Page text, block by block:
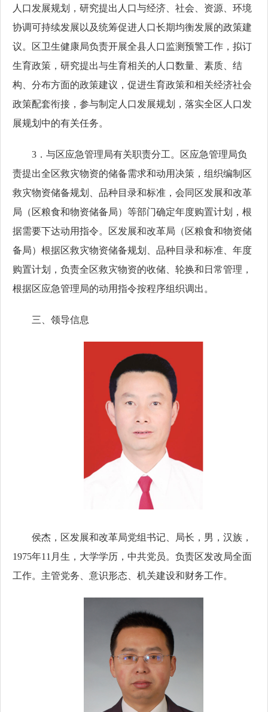
人口发展规划，研究提出人口与经济、社会、资源、环境
协调可持续发展以及统筹促进人口长期均衡发展的政策建
议。区卫生健康局负责开展全县人口监测预警工作，拟订
生育政策，研究提出与生育相关的人口数量、素质、结
构、分布方面的政策建议，促进生育政策和相关经济社会
政策配套衔接，参与制定人口发展规划，落实全区人口发
展规划中的有关任务。
3．与区应急管理局有关职责分工。区应急管理局负
责提出全区救灾物资的储备需求和动用决策，组织编制区
救灾物资储备规划、品种目录和标准，会同区发展和改革
局（区粮食和物资储备局）等部门确定年度购置计划，根
据需要下达动用指令。区发展和改革局（区粮食和物资储
备局）根据区救灾物资储备规划、品种目录和标准、年度
购置计划，负责全区救灾物资的收储、轮换和日常管理，
根据区应急管理局的动用指令按程序组织调出。
三、领导信息
侯杰，区发展和改革局党组书记、局长，男，汉族，
1975年11月生，大学学历，中共党员。负责区发改局全面
工作。主管党务、意识形态、机关建设和财务工作。